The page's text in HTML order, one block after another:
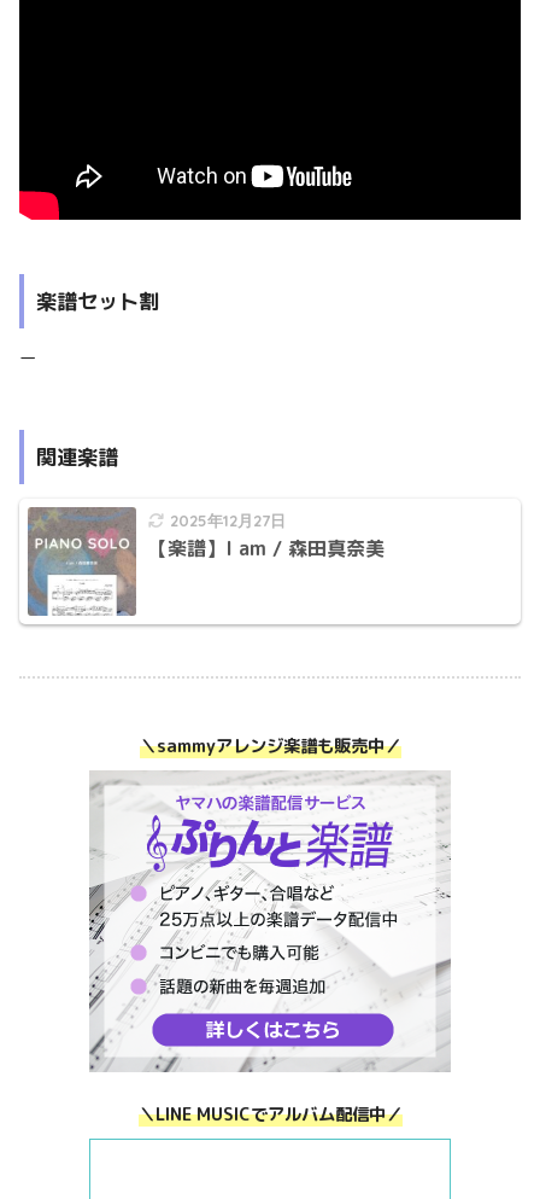
楽譜セット割
ー
関連楽譜
2025年12月27日
【楽譜】I am / 森田真奈美
＼sammyアレンジ楽譜も販売中／
＼LINE MUSICでアルバム配信中／